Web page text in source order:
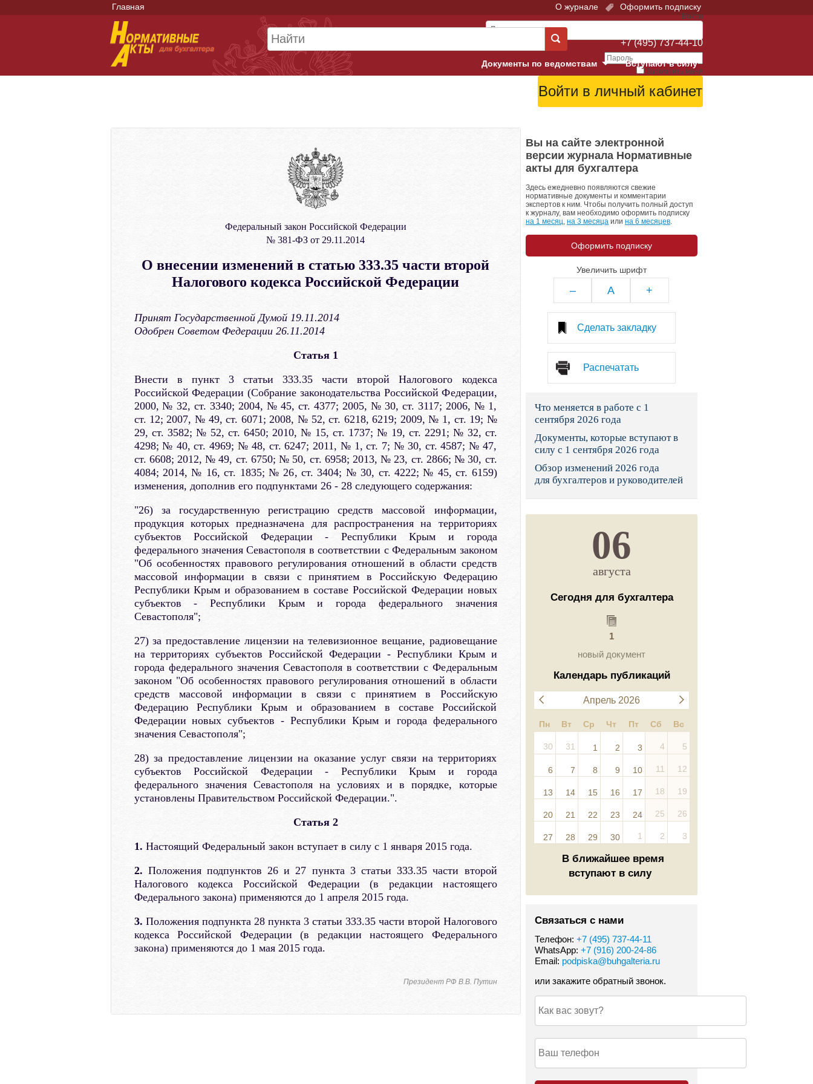
Главная О журнале Оформить подписку
Войти
Запомнить меня
+7 (495) 737-44-10
Вступают в силу
Документы по ведомствам
Арбитражные суды
Верховный Суд
Гострудинспекция в г. Москве
Конституционный Суд
Пенсионный фонд
Президент: законы и указы
Социальный фонд России
Суд общей юрисдикции
Федеральная налоговая служба
Фонд социального страхования
Остальные ведомства
Федеральный закон Российской Федерации
№ 381-ФЗ от 29.11.2014
О внесении изменений в статью 333.35 части второй
Налогового кодекса Российской Федерации
Принят Государственной Думой 19.11.2014
Одобрен Советом Федерации 26.11.2014
Статья 1
Внести в пункт 3 статьи 333.35 части второй Налогового кодекса
Российской Федерации (Собрание законодательства Российской Федерации,
2000, № 32, ст. 3340; 2004, № 45, ст. 4377; 2005, № 30, ст. 3117; 2006, № 1,
ст. 12; 2007, № 49, ст. 6071; 2008, № 52, ст. 6218, 6219; 2009, № 1, ст. 19; №
29, ст. 3582; № 52, ст. 6450; 2010, № 15, ст. 1737; № 19, ст. 2291; № 32, ст.
4298; № 40, ст. 4969; № 48, ст. 6247; 2011, № 1, ст. 7; № 30, ст. 4587; № 47,
ст. 6608; 2012, № 49, ст. 6750; № 50, ст. 6958; 2013, № 23, ст. 2866; № 30, ст.
4084; 2014, № 16, ст. 1835; № 26, ст. 3404; № 30, ст. 4222; № 45, ст. 6159)
изменения, дополнив его подпунктами 26 - 28 следующего содержания:
"26) за государственную регистрацию средств массовой информации,
продукция которых предназначена для распространения на территориях
субъектов Российской Федерации - Республики Крым и города
федерального значения Севастополя в соответствии с Федеральным законом
"Об особенностях правового регулирования отношений в области средств
массовой информации в связи с принятием в Российскую Федерацию
Республики Крым и образованием в составе Российской Федерации новых
субъектов - Республики Крым и города федерального значения
Севастополя";
27) за предоставление лицензии на телевизионное вещание, радиовещание
на территориях субъектов Российской Федерации - Республики Крым и
города федерального значения Севастополя в соответствии с Федеральным
законом "Об особенностях правового регулирования отношений в области
средств массовой информации в связи с принятием в Российскую
Федерацию Республики Крым и образованием в составе Российской
Федерации новых субъектов - Республики Крым и города федерального
значения Севастополя";
28) за предоставление лицензии на оказание услуг связи на территориях
субъектов Российской Федерации - Республики Крым и города
федерального значения Севастополя на условиях и в порядке, которые
установлены Правительством Российской Федерации.".
Статья 2
1. Настоящий Федеральный закон вступает в силу с 1 января 2015 года.
2. Положения подпунктов 26 и 27 пункта 3 статьи 333.35 части второй
Налогового кодекса Российской Федерации (в редакции настоящего
Федерального закона) применяются до 1 апреля 2015 года.
3. Положения подпункта 28 пункта 3 статьи 333.35 части второй Налогового
кодекса Российской Федерации (в редакции настоящего Федерального
закона) применяются до 1 мая 2015 года.
Президент РФ В.В. Путин
Вы на сайте электронной
версии журнала Нормативные
акты для бухгалтера
Здесь ежедневно появляются свежие
нормативные документы и комментарии
экспертов к ним. Чтобы получить полный доступ
к журналу, вам необходимо оформить подписку
на 1 месяц, на 3 месяца или на 6 месяцев.
Оформить подписку
Увеличить шрифт
– A +
Сделать закладку
Распечатать
Что меняется в работе с 1
сентября 2026 года
Документы, которые вступают в
силу с 1 сентября 2026 года
Обзор изменений 2026 года
для бухгалтеров и руководителей
06
августа
Сегодня для бухгалтера
1
новый документ
Календарь публикаций
Апрель 2026
Пн Вт Ср Чт Пт Сб Вс
30 31 1 2 3 4 5
6 7 8 9 10 11 12
13 14 15 16 17 18 19
20 21 22 23 24 25 26
27 28 29 30 1 2 3
В ближайшее время
вступают в силу
Связаться с нами
Телефон: +7 (495) 737-44-11
WhatsApp: +7 (916) 200-24-86
Email: podpiska@buhgalteria.ru
или закажите обратный звонок.